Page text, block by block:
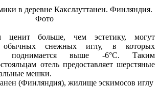
ценит больше, чем эстетику, могут
обычных снежных иглу, в которых
поднимается выше -6°C. Таким
отель предоставляет шерстяные
мешки.